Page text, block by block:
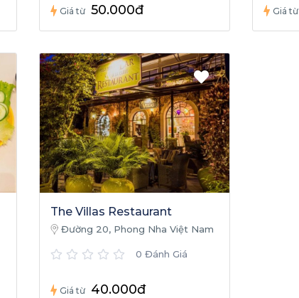
Giá từ 50.000đ Giá từ
The Villas Restaurant
Đường 20, Phong Nha Việt Nam
0 Đánh Giá
Giá từ 40.000đ